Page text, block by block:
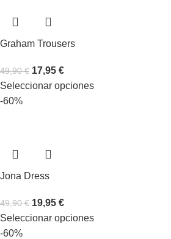
Graham Trousers
49,90€ 17,95 €
Seleccionar opciones
-60%
Jona Dress
49,90€ 19,95 €
Seleccionar opciones
-60%